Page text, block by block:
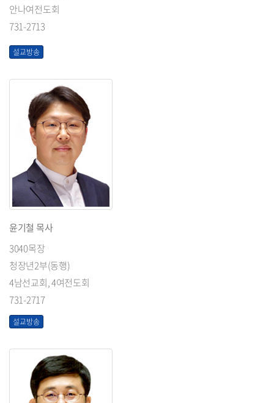
안나여전도회
731-2713
설교방송
윤기철 목사
3040목장
청장년2부(동행)
4남선교회, 4여전도회
731-2717
설교방송